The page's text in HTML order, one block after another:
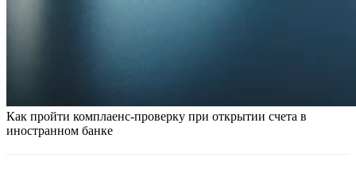
Как пройти комплаенс-проверку при открытии счета в
иностранном банке